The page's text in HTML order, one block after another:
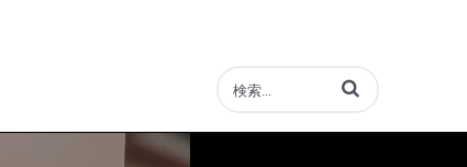
動画の検索語句を入力